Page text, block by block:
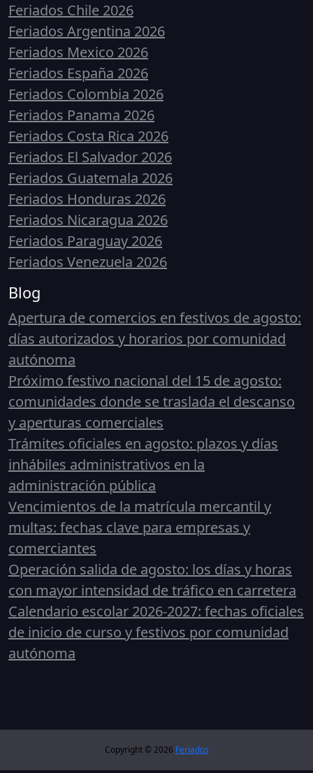
Feriados Chile 2026
Feriados Argentina 2026
Feriados Mexico 2026
Feriados España 2026
Feriados Colombia 2026
Feriados Panama 2026
Feriados Costa Rica 2026
Feriados El Salvador 2026
Feriados Guatemala 2026
Feriados Honduras 2026
Feriados Nicaragua 2026
Feriados Paraguay 2026
Feriados Venezuela 2026
Blog
Apertura de comercios en festivos de agosto:
días autorizados y horarios por comunidad
autónoma
Próximo festivo nacional del 15 de agosto:
comunidades donde se traslada el descanso
y aperturas comerciales
Trámites oficiales en agosto: plazos y días
inhábiles administrativos en la
administración pública
Vencimientos de la matrícula mercantil y
multas: fechas clave para empresas y
comerciantes
Operación salida de agosto: los días y horas
con mayor intensidad de tráfico en carretera
Calendario escolar 2026-2027: fechas oficiales
de inicio de curso y festivos por comunidad
autónoma
Copyright © 2026 Feriados